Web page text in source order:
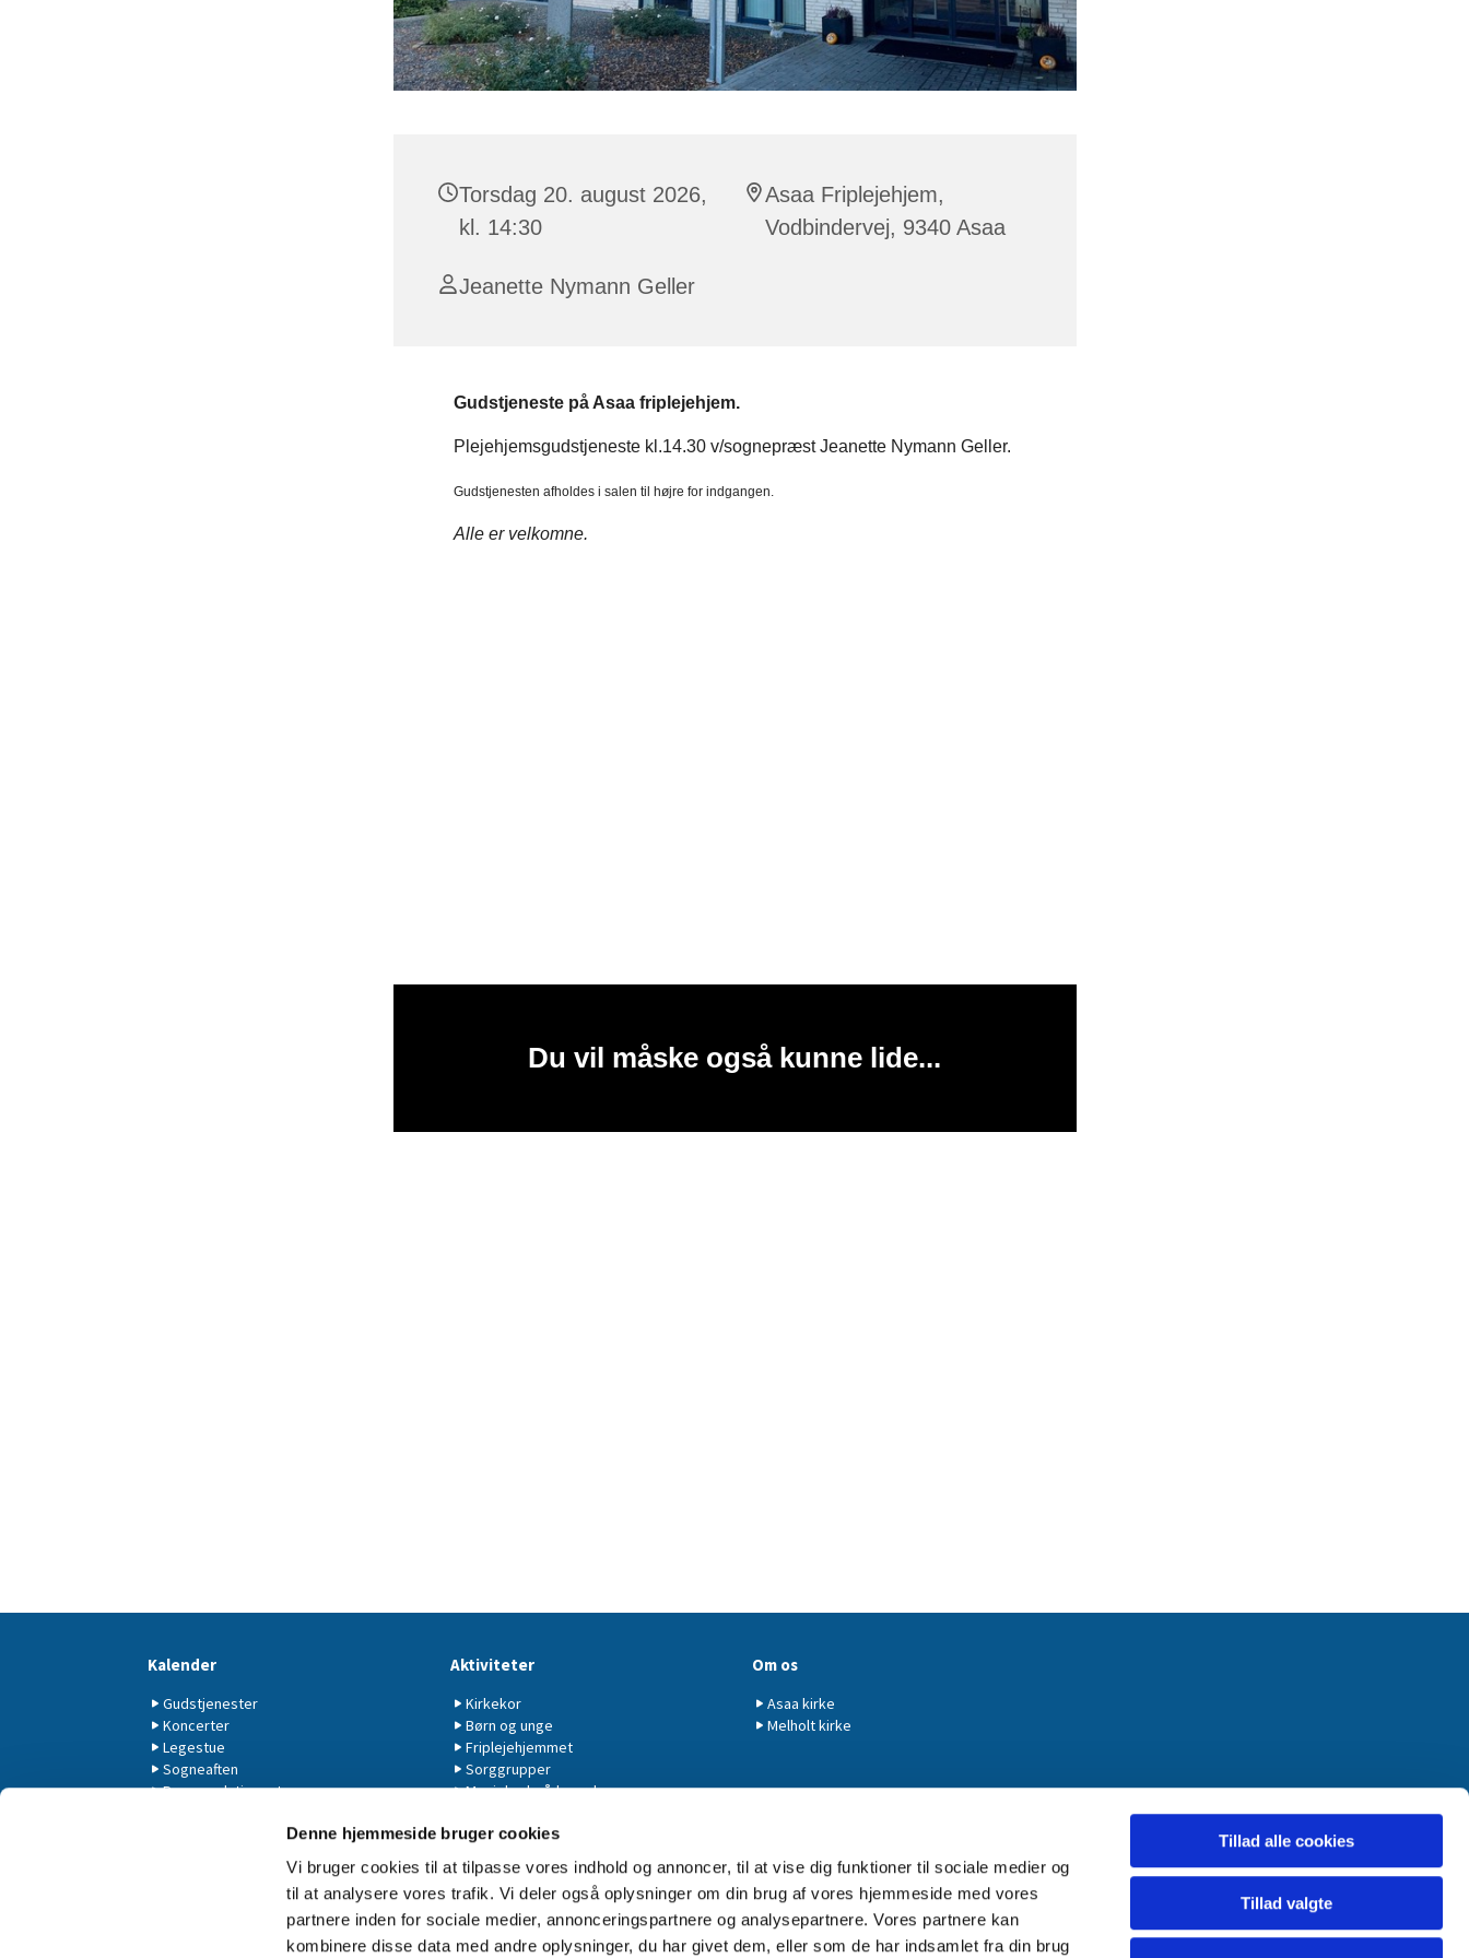
Denne hjemmeside bruger cookies
Vi bruger cookies til at tilpasse vores indhold og annoncer, til at vise dig funktioner til sociale medier og
til at analysere vores trafik. Vi deler også oplysninger om din brug af vores hjemmeside med vores
partnere inden for sociale medier, annonceringspartnere og analysepartnere. Vores partnere kan
kombinere disse data med andre oplysninger, du har givet dem, eller som de har indsamlet fra din brug
Tillad alle cookies
Tillad valgte
Torsdag 20. august 2026,
kl. 14:30
Asaa Friplejehjem,
Vodbindervej, 9340 Asaa
Jeanette Nymann Geller
Gudstjeneste på Asaa friplejehjem.
Plejehjemsgudstjeneste kl.14.30 v/sognepræst Jeanette Nymann Geller.
Gudstjenesten afholdes i salen til højre for indgangen.
Alle er velkomne.
Du vil måske også kunne lide...
Kalender
Gudstjenester
Koncerter
Legestue
Sogneaften
Børnegudstjenester
Aktiviteter
Kirkekor
Børn og unge
Friplejehjemmet
Sorggrupper
Menighedsrådsmøder
Sjælesorg
Om os
Asaa kirke
Melholt kirke
Cookiepolitik